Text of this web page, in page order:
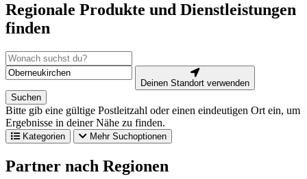
Regionale Produkte und Dienstleistungen
finden
Deinen Standort verwenden
Suchen
Bitte gib eine gültige Postleitzahl oder einen eindeutigen Ort ein, um
Ergebnisse in deiner Nähe zu finden.
Kategorien Mehr Suchoptionen
Partner nach Regionen